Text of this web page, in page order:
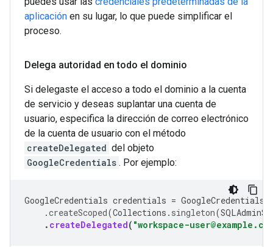
aplicación en su lugar, lo que puede simplificar el
proceso.
Delega autoridad en todo el dominio
Si delegaste el acceso a todo el dominio a la cuenta
de servicio y deseas suplantar una cuenta de
usuario, especifica la dirección de correo electrónico
de la cuenta de usuario con el método
createDelegated del objeto
GoogleCredentials . Por ejemplo:
GoogleCredentials credentials = GoogleCredentials
.createScoped(Collections . singleton(
. createDelegated( "workspace-